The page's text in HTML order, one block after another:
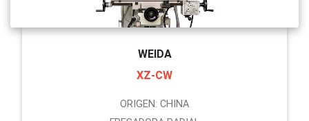
WEIDA
XZ-CW
ORIGEN: CHINA